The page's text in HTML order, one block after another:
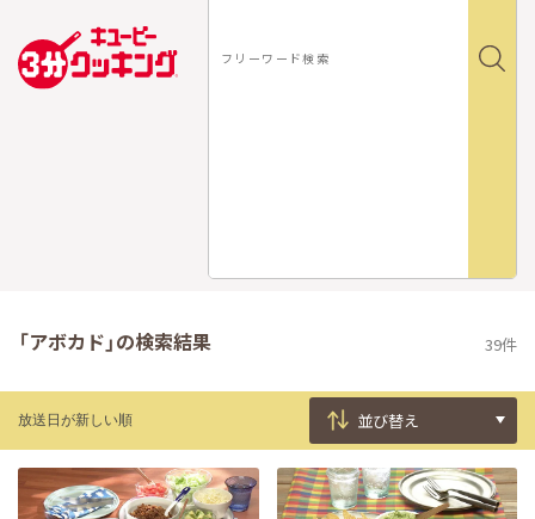
「アボカド」の検索結果 39件
放送日が新しい順